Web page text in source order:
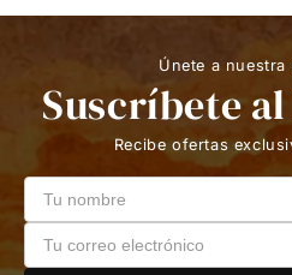
Únete a nuestra
Suscríbete
Recibe ofertas